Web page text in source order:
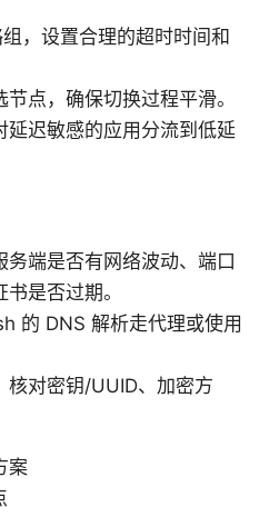
，设置合理的超时时间和
点，确保切换过程平滑。
延迟敏感的应用分流到低延
端是否有网络波动、端口
是否过期。
的 DNS 解析走代理或使用
核对密钥/UUID、加密方
案